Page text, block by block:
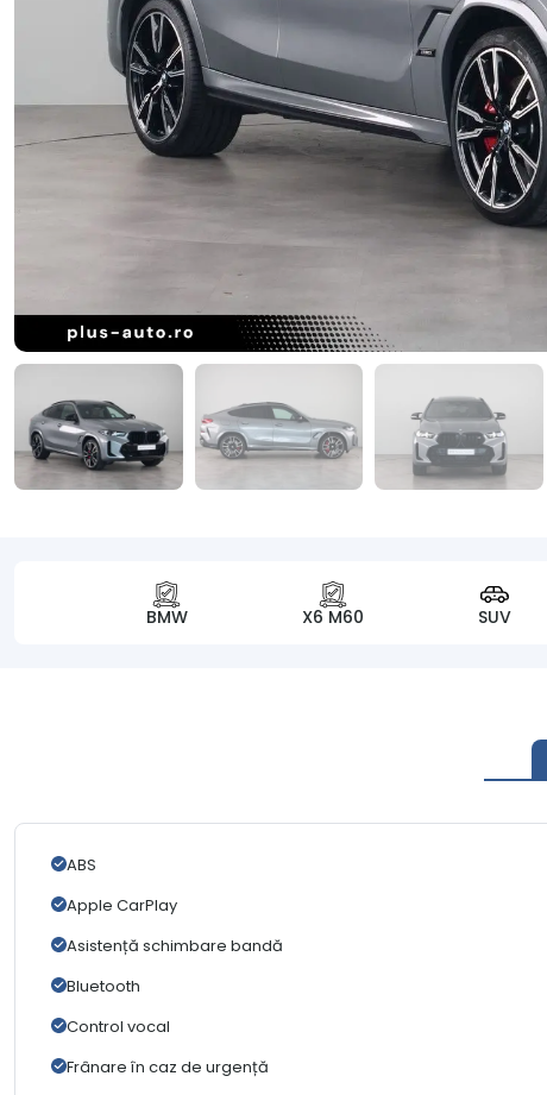
BMW X6 M60 SUV
ABS
Apple CarPlay
Asistență schimbare bandă
Bluetooth
Control vocal
Frânare în caz de urgență